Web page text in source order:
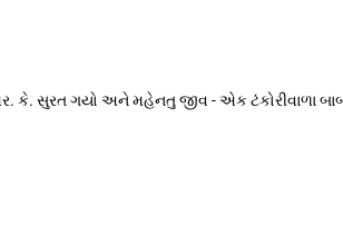
કે. સુરત ગયો અને મહેનતુ જીવ - એક ટંકોરીવાળા